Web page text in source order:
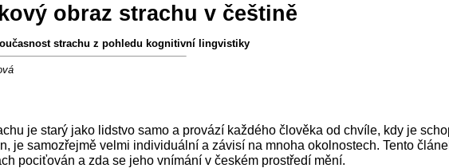
obraz strachu v češtině
strachu z pohledu kognitivní lingvistiky
je starý jako lidstvo samo a provází každého člověka od chvíle, kdy je
je samozřejmě velmi individuální a závisí na mnoha okolnostech. Tento
pociťován a zda se jeho vnímání v českém prostředí mění.